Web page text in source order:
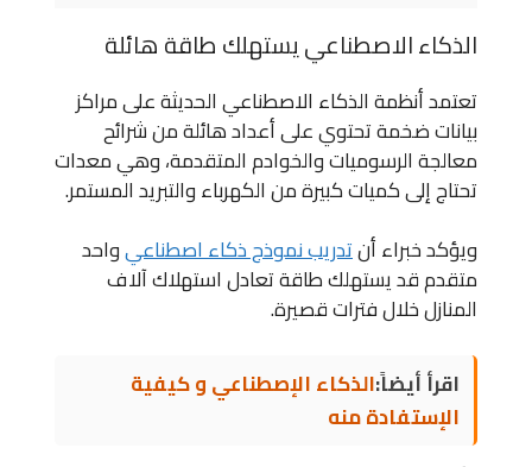
الذكاء الاصطناعي يستهلك طاقة هائلة
تعتمد أنظمة الذكاء الاصطناعي الحديثة على مراكز
بيانات ضخمة تحتوي على أعداد هائلة من شرائح
معالجة الرسوميات والخوادم المتقدمة، وهي معدات
تحتاج إلى كميات كبيرة من الكهرباء والتبريد المستمر.
ويؤكد خبراء أنتدريب نموذج ذكاء اصطناعيواحد
متقدم قد يستهلك طاقة تعادل استهلاك آلاف
المنازل خلال فترات قصيرة.
اقرأ أيضاً:الذكاء الإصطناعي و كيفية
الإستفادة منه